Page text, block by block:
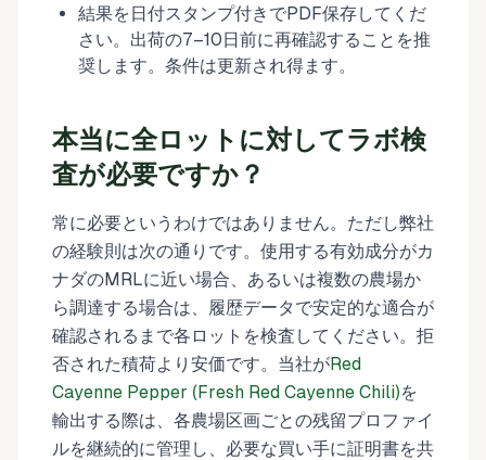
結果を日付スタンプ付きでPDF保存してくだ
さい。出荷の7–10日前に再確認することを推
奨します。条件は更新され得ます。
本当に全ロットに対してラボ検
査が必要ですか？
常に必要というわけではありません。ただし弊社
の経験則は次の通りです。使用する有効成分がカ
ナダのMRLに近い場合、あるいは複数の農場か
ら調達する場合は、履歴データで安定的な適合が
確認されるまで各ロットを検査してください。拒
否された積荷より安価です。当社がRed
Cayenne Pepper (Fresh Red Cayenne Chili)を
輸出する際は、各農場区画ごとの残留プロファイ
ルを継続的に管理し、必要な買い手に証明書を共